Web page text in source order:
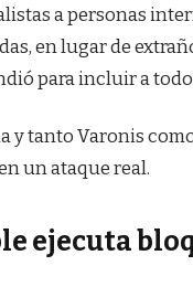
a personas
en lugar de
para incluir a
y tanto Varonis
un ataque real.
ejecuta